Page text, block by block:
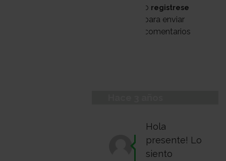
o registrese
para enviar
comentarios
Hola
presente! Lo
siento